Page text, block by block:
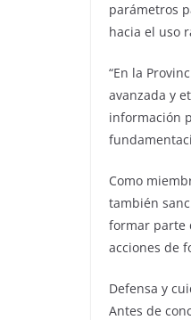
parámetros
hacia el uso
“En la
avanzada y
información
Como
también
formar parte
acciones de
Defensa y
Antes de